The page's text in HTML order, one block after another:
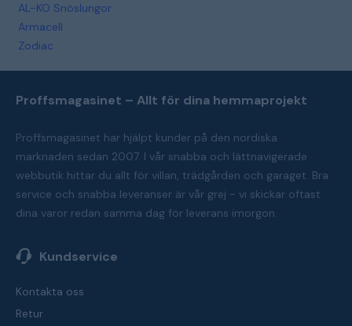
AL-KO Snöslungor
Armacell
Zodiac
Proffsmagasinet – Allt för dina hemmaprojekt
Proffsmagasinet har hjälpt kunder på den nordiska
marknaden sedan 2007. I vår snabba och lättnavigerade
webbutik hittar du allt för villan, trädgården och garaget. Bra
service och snabba leveranser är vår grej - vi skickar oftast
dina varor redan samma dag för leverans imorgon.
Kundservice
Kontakta oss
Retur